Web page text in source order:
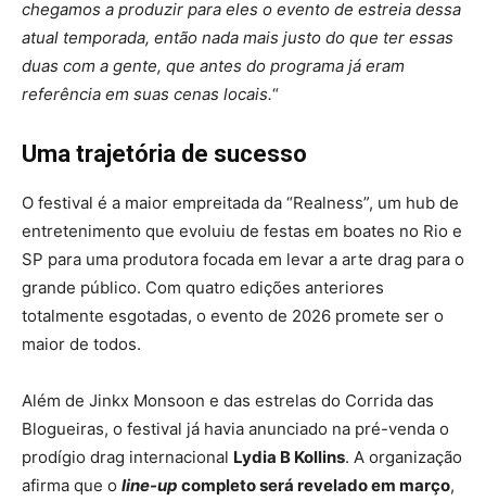
chegamos a produzir para eles o evento de estreia dessa
atual temporada, então nada mais justo do que ter essas
duas com a gente, que antes do programa já eram
referência em suas cenas locais.“
Uma trajetória de sucesso
O festival é a maior empreitada da “Realness”, um hub de
entretenimento que evoluiu de festas em boates no Rio e
SP para uma produtora focada em levar a arte drag para o
grande público. Com quatro edições anteriores
totalmente esgotadas, o evento de 2026 promete ser o
maior de todos.
Além de Jinkx Monsoon e das estrelas do Corrida das
Blogueiras, o festival já havia anunciado na pré-venda o
prodígio drag internacional Lydia B Kollins. A organização
afirma que o line-up completo será revelado em março,